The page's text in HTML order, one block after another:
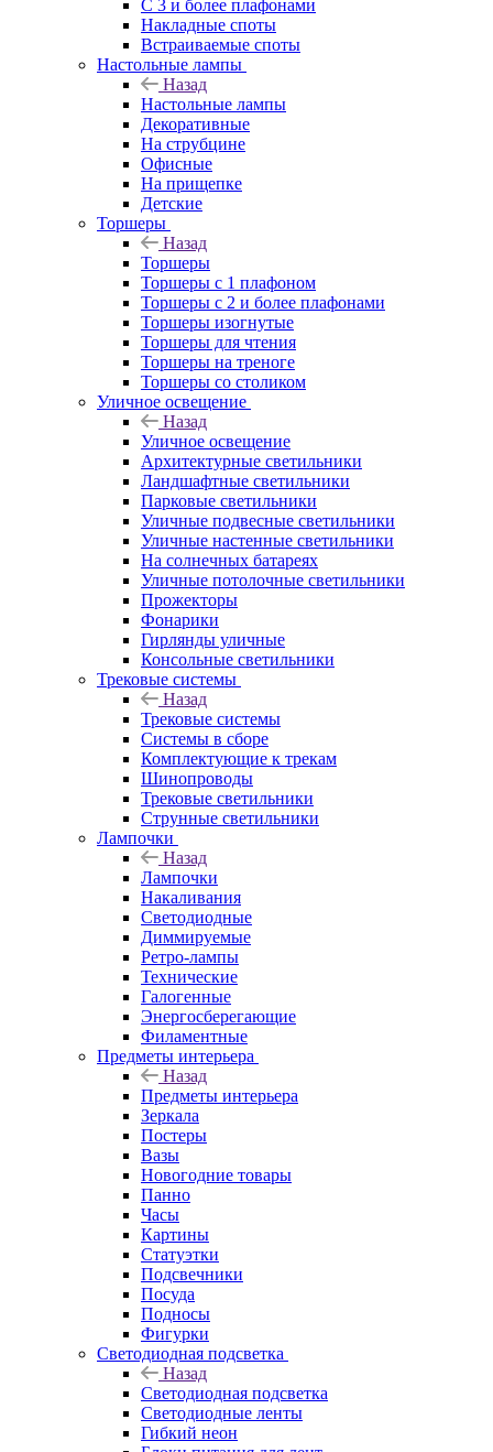
С 3 и более плафонами
Накладные споты
Встраиваемые споты
Настольные лампы
Назад
Настольные лампы
Декоративные
На струбцине
Офисные
На прищепке
Детские
Торшеры
Назад
Торшеры
Торшеры с 1 плафоном
Торшеры с 2 и более плафонами
Торшеры изогнутые
Торшеры для чтения
Торшеры на треноге
Торшеры со столиком
Уличное освещение
Назад
Уличное освещение
Архитектурные светильники
Ландшафтные светильники
Парковые светильники
Уличные подвесные светильники
Уличные настенные светильники
На солнечных батареях
Уличные потолочные светильники
Прожекторы
Фонарики
Гирлянды уличные
Консольные светильники
Трековые системы
Назад
Трековые системы
Системы в сборе
Комплектующие к трекам
Шинопроводы
Трековые светильники
Струнные светильники
Лампочки
Назад
Лампочки
Накаливания
Светодиодные
Диммируемые
Ретро-лампы
Технические
Галогенные
Энергосберегающие
Филаментные
Предметы интерьера
Назад
Предметы интерьера
Зеркала
Постеры
Вазы
Новогодние товары
Панно
Часы
Картины
Статуэтки
Подсвечники
Посуда
Подносы
Фигурки
Светодиодная подсветка
Назад
Светодиодная подсветка
Светодиодные ленты
Гибкий неон